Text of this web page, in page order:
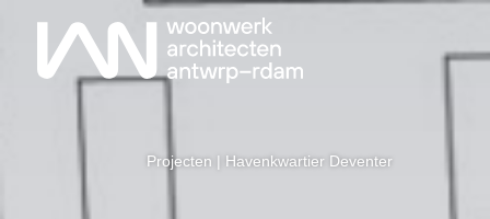
Projecten | Havenkwartier Deventer